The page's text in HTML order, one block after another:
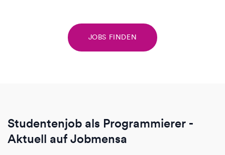
JOBS FINDEN
Studentenjob als Programmierer -
Aktuell auf Jobmensa